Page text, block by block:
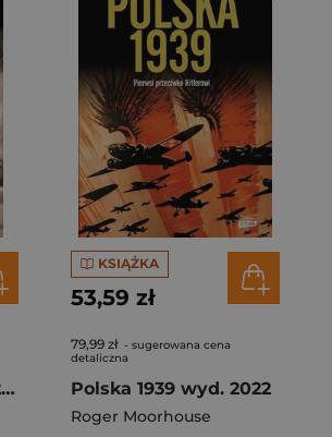
Pakt diabłów [wyd. 2022]
KSIĄŻKA
53,59 zł
79,99 zł - sugerowana cena
detaliczna
Polska 1939 wyd. 2022
Roger Moorhouse